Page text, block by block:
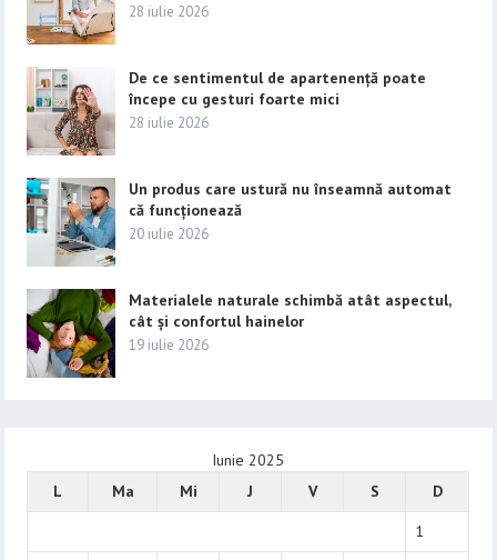
28 iulie 2026
De ce sentimentul de apartenență poate
începe cu gesturi foarte mici
28 iulie 2026
Un produs care ustură nu înseamnă automat
că funcționează
20 iulie 2026
Materialele naturale schimbă atât aspectul,
cât și confortul hainelor
19 iulie 2026
Iunie 2025
L
Ma Mi J V S
D
1